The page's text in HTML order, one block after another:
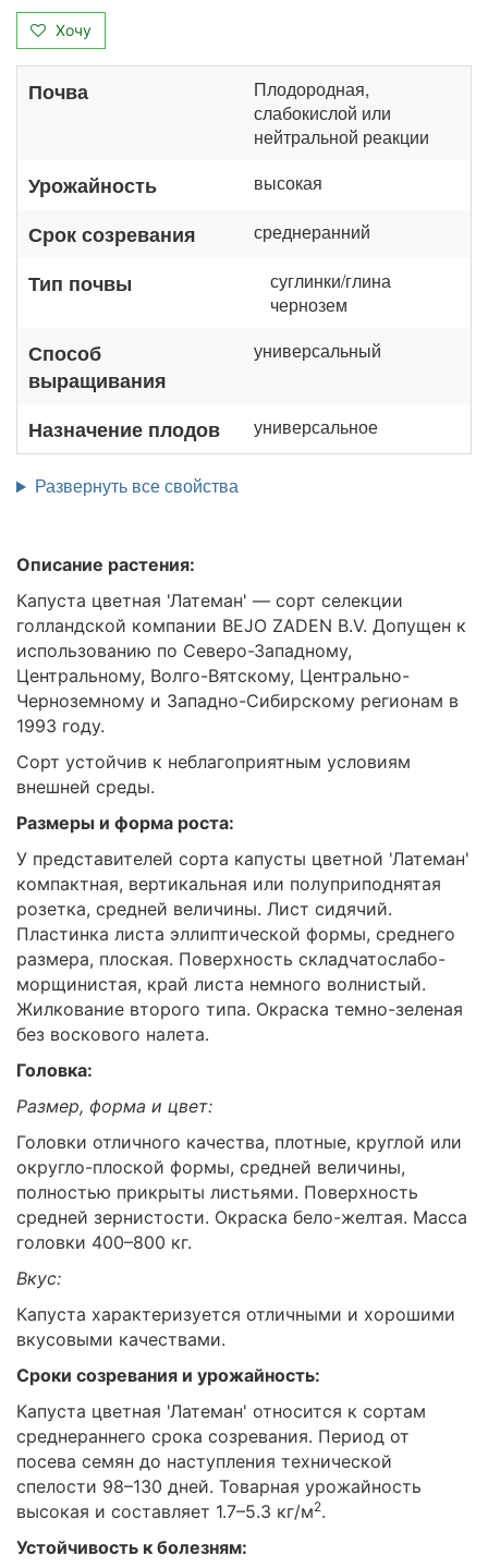
Хочу
Почва
Плодородная,
слабокислой или
нейтральной реакции
Урожайность высокая
Срок созревания среднеранний
Тип почвы
суглинки/глина
чернозем
Способ
выращивания
универсальный
Назначение плодов универсальное
Развернуть все свойства
Описание растения:
Капуста цветная 'Латеман' — сорт селекции
голландской компании BEJO ZADEN B.V. Допущен к
использованию по Северо-Западному,
Центральному, Волго-Вятскому, Центрально-
Черноземному и Западно-Сибирскому регионам в
1993 году.
Сорт устойчив к неблагоприятным условиям
внешней среды.
Размеры и форма роста:
У представителей сорта капусты цветной 'Латеман'
компактная, вертикальная или полуприподнятая
розетка, средней величины. Лист сидячий.
Пластинка листа эллиптической формы, среднего
размера, плоская. Поверхность складчатослабо-
морщинистая, край листа немного волнистый.
Жилкование второго типа. Окраска темно-зеленая
без воскового налета.
Головка:
Размер, форма и цвет:
Головки отличного качества, плотные, круглой или
округло-плоской формы, средней величины,
полностью прикрыты листьями. Поверхность
средней зернистости. Окраска бело-желтая. Масса
головки 400–800 кг.
Вкус:
Капуста характеризуется отличными и хорошими
вкусовыми качествами.
Сроки созревания и урожайность:
Капуста цветная 'Латеман' относится к сортам
среднераннего срока созревания. Период от
посева семян до наступления технической
спелости 98–130 дней. Товарная урожайность
высокая и составляет 1.7–5.3 кг/м2.
Устойчивость к болезням: